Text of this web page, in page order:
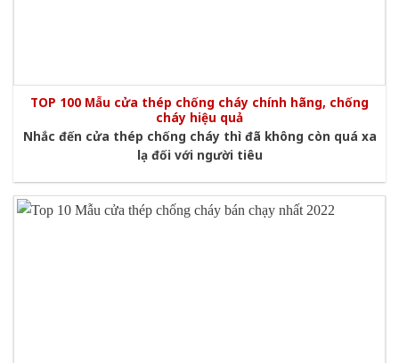
TOP 100 Mẫu cửa thép chống cháy chính hãng, chống
cháy hiệu quả
Nhắc đến cửa thép chống cháy thì đã không còn quá xa
lạ đối với người tiêu